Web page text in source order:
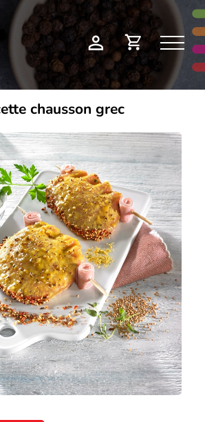
Mon
compte
Demande
de
devis
chausson grec
cookies